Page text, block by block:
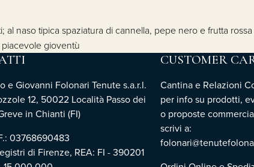
al naso tipica spaziatura di cannella, pepe nero e frutta
gioventù
e Giovanni Folonari Tenute s.a.r.l.
12, 50022 Località Passo dei
in Chianti (FI)
03768690483
di Firenze, REA: FI - 390201
CUSTOMER
Cantina e Relazioni
per info su prodotti,
o proposte
scrivi a: